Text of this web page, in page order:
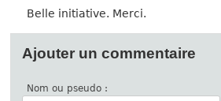
Belle initiative. Merci.
Ajouter un commentaire
Nom ou pseudo :